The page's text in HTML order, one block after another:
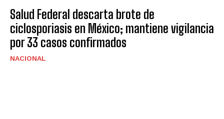
Salud Federal descarta brote de
ciclosporiasis en México; mantiene vigilancia
por 33 casos confirmados
NACIONAL